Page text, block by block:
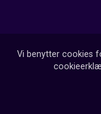
Vi benytter cookies